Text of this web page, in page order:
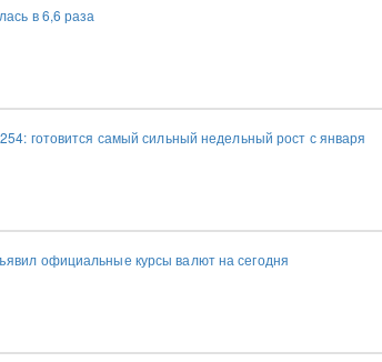
в 6,6 раза
готовится самый сильный недельный рост с января
официальные курсы валют на сегодня